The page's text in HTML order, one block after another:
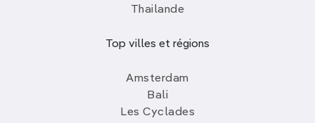
Thailande
Top villes et régions
Amsterdam
Bali
Les Cyclades